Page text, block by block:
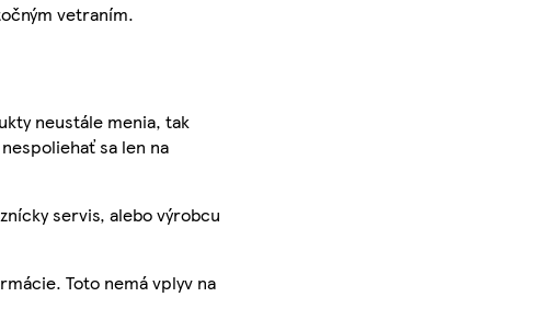
vetraním.
neustále menia, tak
sa len na
servis, alebo výrobcu
Toto nemá vplyv na